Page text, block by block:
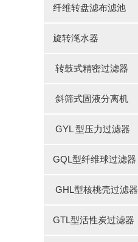
纤维转盘滤布滤池
旋转滗水器
转鼓式精密过滤器
斜筛式固液分离机
GYL 型压力过滤器
GQL型纤维球过滤器
GHL型核桃壳过滤器
GTL型活性炭过滤器